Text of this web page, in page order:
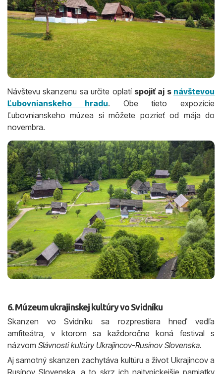
Návštevu skanzenu sa určite oplatí spojiť aj s návštevou
Ľubovnianskeho hradu. Obe tieto expozície
Ľubovnianskeho múzea si môžete pozrieť od mája do
novembra.
6. Múzeum ukrajinskej kultúry vo Svidníku
Skanzen vo Svidníku sa rozprestiera hneď vedľa
amfiteátra, v ktorom sa každoročne koná festival s
názvom Slávnosti kultúry Ukrajincov-Rusínov Slovenska.
Aj samotný skanzen zachytáva kultúru a život Ukrajincov a
Rusínov Slovenska, a to skrz ich najtypickejšie pamiatky